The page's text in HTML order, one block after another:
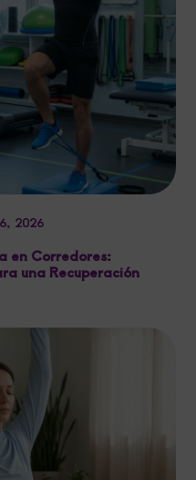
2026
en Corredores:
una Recuperación